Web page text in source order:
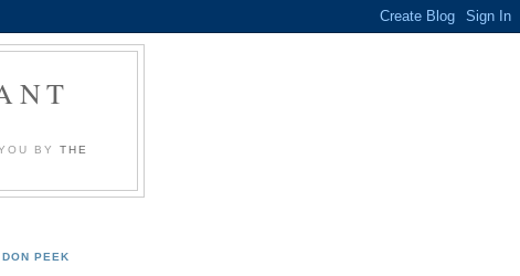
BY THE
DON PEEK